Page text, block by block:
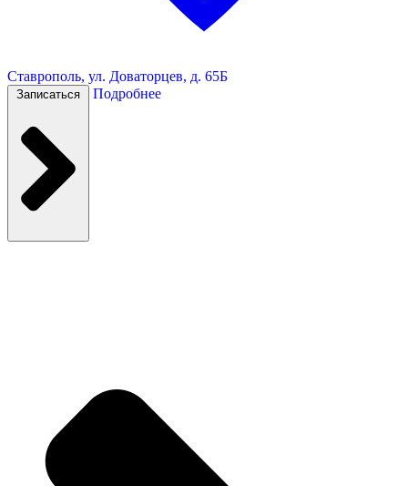
Ставрополь, ул. Доваторцев, д. 65Б
Записаться Подробнее